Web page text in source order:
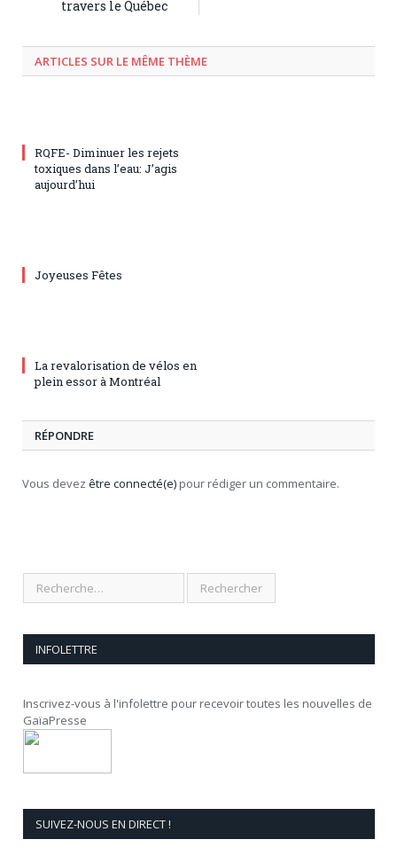
travers le Québec
ARTICLES SUR LE MÊME THÈME
RQFE- Diminuer les rejets
toxiques dans l’eau: J’agis
aujourd’hui
Joyeuses Fêtes
La revalorisation de vélos en
plein essor à Montréal
RÉPONDRE
Vous devez être connecté(e) pour rédiger un commentaire.
INFOLETTRE
Inscrivez-vous à l'infolettre pour recevoir toutes les nouvelles de
GaïaPresse
SUIVEZ-NOUS EN DIRECT !